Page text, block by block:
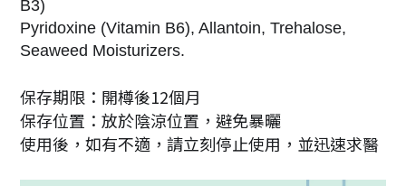
B3)
Pyridoxine (Vitamin B6), Allantoin, Trehalose,
Seaweed Moisturizers.
保存期限：開樽後12個月
保存位置：放於陰涼位置，避免暴曬
使用後，如有不適，請立刻停止使用，並迅速求醫